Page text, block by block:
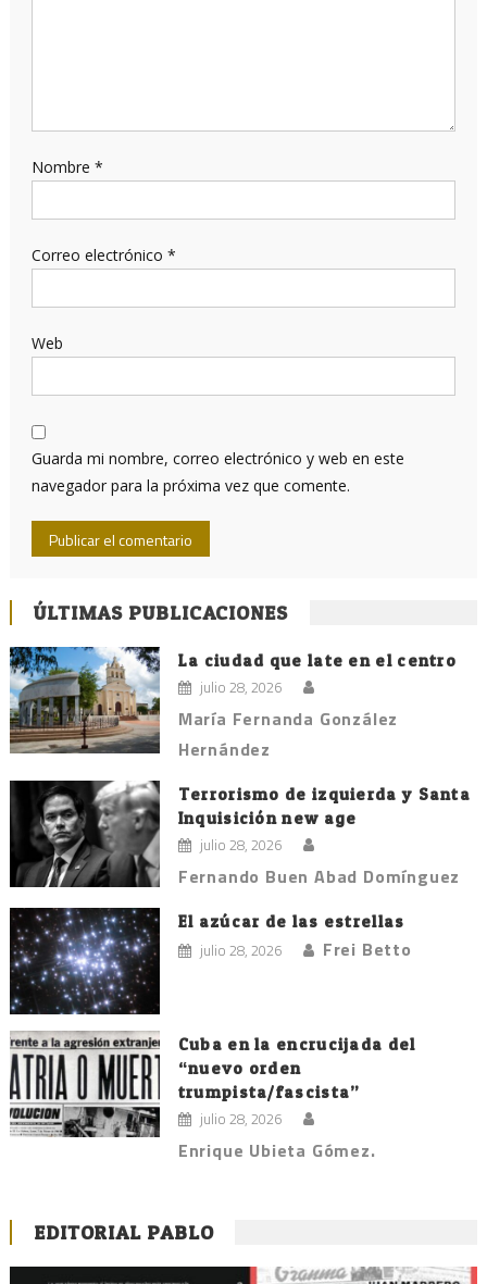
Nombre *
Correo electrónico *
Web
Guarda mi nombre, correo electrónico y web en este
navegador para la próxima vez que comente.
ÚLTIMAS PUBLICACIONES
La ciudad que late en el centro
julio 28, 2026
María Fernanda González
Hernández
Terrorismo de izquierda y Santa
Inquisición new age
julio 28, 2026
Fernando Buen Abad Domínguez
El azúcar de las estrellas
julio 28, 2026 Frei Betto
Cuba en la encrucijada del
“nuevo orden
trumpista/fascista”
julio 28, 2026
Enrique Ubieta Gómez.
EDITORIAL PABLO